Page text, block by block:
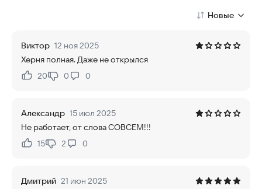
Новые
Виктор 12 ноя 2025
Херня полная. Даже не открылся
Нравится:
20Не нравится:
0 0
Александр 15 июл 2025
Не работает, от слова СОВСЕМ!!!
Нравится:
15Не нравится:
2 0
Дмитрий 21 июн 2025